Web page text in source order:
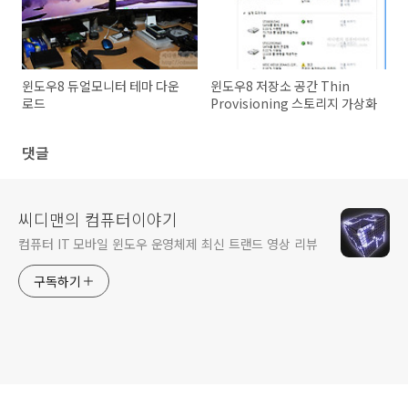
윈도우8 듀얼모니터 테마 다운
로드
윈도우8 저장소 공간 Thin
Provisioning 스토리지 가상화
댓글
씨디맨의 컴퓨터이야기
컴퓨터 IT 모바일 윈도우 운영체제 최신 트랜드 영상 리뷰
구독하기